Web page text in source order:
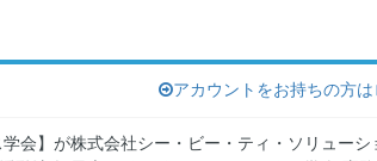
アカウントをお持ちの方
会】が株式会社シー・ビー・ティ・ソリューシ